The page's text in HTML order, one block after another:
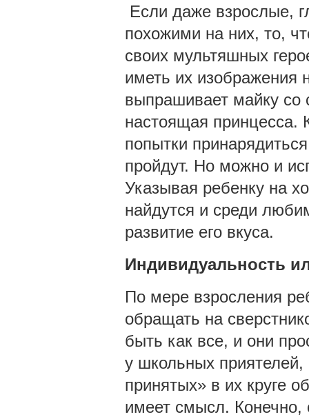
Если даже взрослые,
похожими на них, то,
своих мультяшных
иметь их изображения
выпрашивает майку со
настоящая принцесса.
попытки
пройдут. Но можно и
Указывая ребенку на
найдутся и среди
развитие его вкуса.
Индивидуальность
По мере взросления
обращать на
быть как все, и они
у школьных приятелей,
принятых» в их круге
имеет смысл. Конечно,